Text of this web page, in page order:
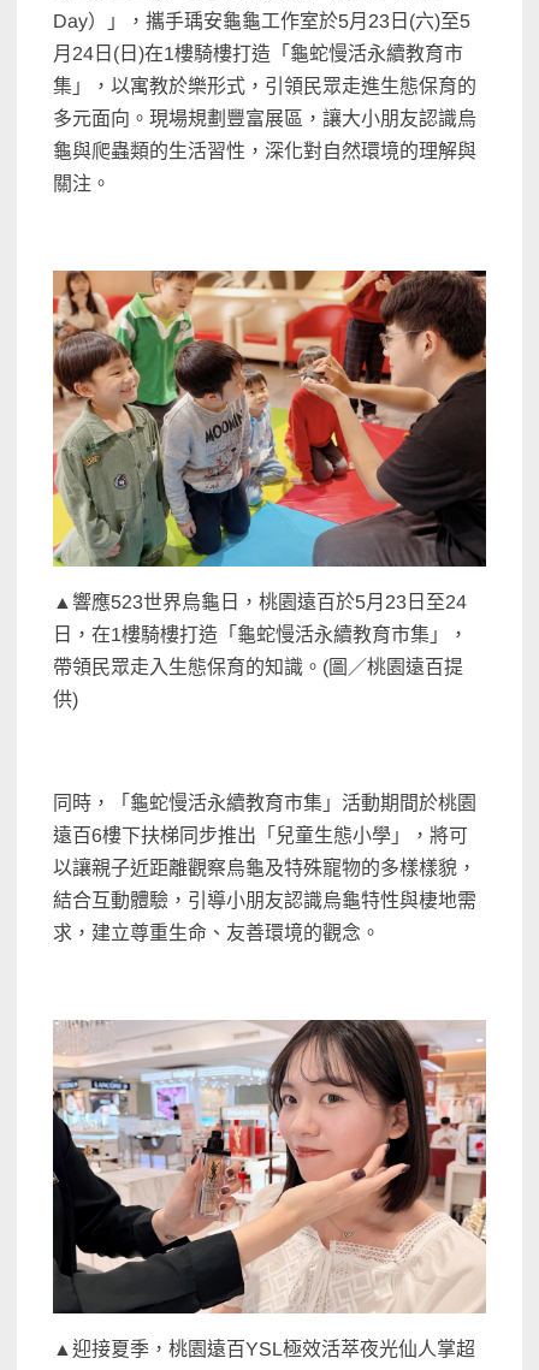
Day）」，攜手瑀安龜龜工作室於5月23日(六)至5
月24日(日)在1樓騎樓打造「龜蛇慢活永續教育市
集」，以寓教於樂形式，引領民眾走進生態保育的
多元面向。現場規劃豐富展區，讓大小朋友認識烏
龜與爬蟲類的生活習性，深化對自然環境的理解與
關注。
▲響應523世界烏龜日，桃園遠百於5月23日至24
日，在1樓騎樓打造「龜蛇慢活永續教育市集」，
帶領民眾走入生態保育的知識。(圖／桃園遠百提
供)
同時，「龜蛇慢活永續教育市集」活動期間於桃園
遠百6樓下扶梯同步推出「兒童生態小學」，將可
以讓親子近距離觀察烏龜及特殊寵物的多樣樣貌，
結合互動體驗，引導小朋友認識烏龜特性與棲地需
求，建立尊重生命、友善環境的觀念。
▲迎接夏季，桃園遠百YSL極效活萃夜光仙人掌超